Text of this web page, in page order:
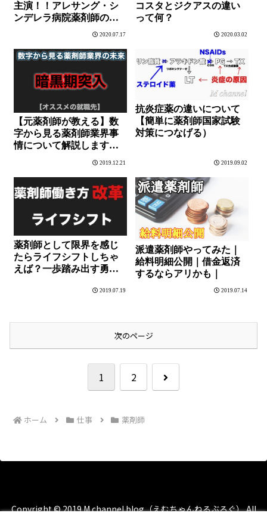
主演！！アレサング・シ
ンデレラ病院薬剤師の処
方箋を元病院薬剤師が見
のか？？
2020.07.17
コスタとジクアスの違い
って何？
2020.03.02
【元薬剤師が教える】数
字から見る薬剤師業界事
情について解説します
2019.12.21
抗炎症薬の違いについて
【簡単に薬剤師国家試験
対策につなげる）
2019.09.02
薬剤師として限界を感じ
たらライフシフトしちゃ
えば？一歩踏み出す勇気
2019.07.19
派遣薬剤師やってみた｜
給料明細公開｜借金返済
するならアリかも｜
2019.07.14
次のページ
1 2
次
ホーム 仕事 薬剤師
Copyright © 2019 M channel blog（えむちゃんねるぶろぐ） All